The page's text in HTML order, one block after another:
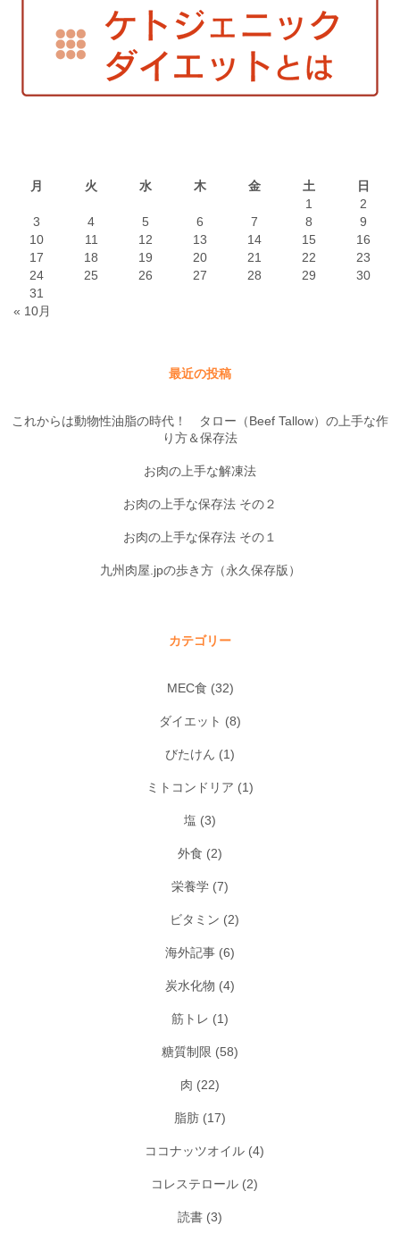
月 火 水 木 金 土
日
1
2
3
4 5 6 7 8
9
10
11 12 13 14 15
16
17
18 19 20 21 22
23
24
25 26 27 28 29
30
31
« 10月
最近の投稿
これからは動物性油脂の時代！ タロー（Beef Tallow）の上手な作
り方＆保存法
お肉の上手な解凍法
お肉の上手な保存法 その２
お肉の上手な保存法 その１
九州肉屋.jpの歩き方（永久保存版）
カテゴリー
MEC食 (32)
ダイエット (8)
びたけん (1)
ミトコンドリア (1)
塩 (3)
外食 (2)
栄養学 (7)
ビタミン (2)
海外記事 (6)
炭水化物 (4)
筋トレ (1)
糖質制限 (58)
肉 (22)
脂肪 (17)
ココナッツオイル (4)
コレステロール (2)
読書 (3)